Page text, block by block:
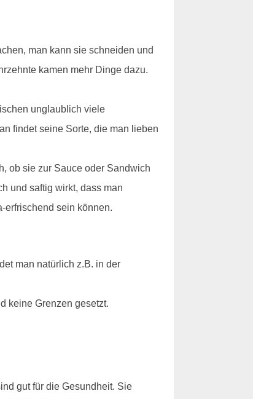
man kann sie schneiden und
kamen mehr Dinge dazu.
unglaublich viele
findet seine Sorte, die man lieben
ob sie zur Sauce oder Sandwich
und saftig wirkt, dass man
erfrischend sein können.
man natürlich z.B. in der
keine Grenzen gesetzt.
gut für die Gesundheit. Sie